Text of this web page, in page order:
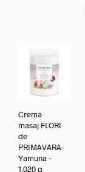
Crema
masaj FLORI
de
PRIMAVARA-
Yamuna –
1.020 g